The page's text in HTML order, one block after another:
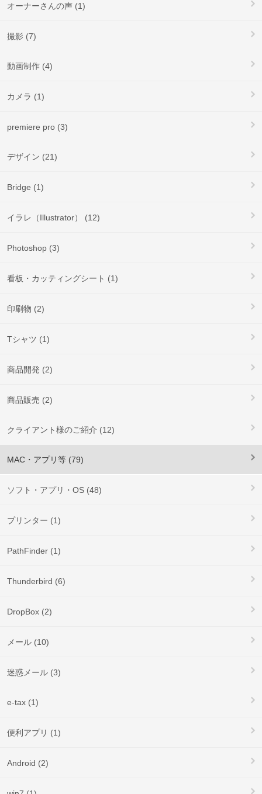
オーナーさんの声 (1)
撮影 (7)
動画制作 (4)
カメラ (1)
premiere pro (3)
デザイン (21)
Bridge (1)
イラレ（Illustrator） (12)
Photoshop (3)
看板・カッティングシート (1)
印刷物 (2)
Tシャツ (1)
商品開発 (2)
商品販売 (2)
クライアント様のご紹介 (12)
MAC・アプリ等 (79)
ソフト・アプリ・OS (48)
プリンター (1)
PathFinder (1)
Thunderbird (6)
DropBox (2)
メール (10)
迷惑メール (3)
e-tax (1)
便利アプリ (1)
Android (2)